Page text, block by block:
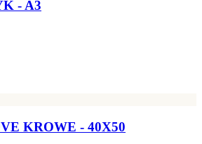
- A3
KROWE - 40X50